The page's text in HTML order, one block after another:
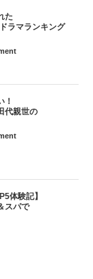
た
ラマランキング
！
代親世の
体験記】
スパで